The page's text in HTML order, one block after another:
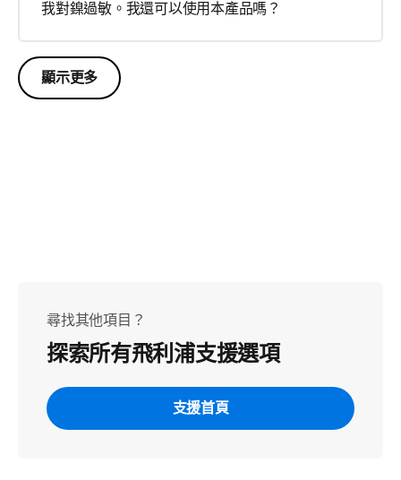
我對鎳過敏。我還可以使用本產品嗎？
顯示更多
尋找其他項目？
探索所有飛利浦支援選項
支援首頁